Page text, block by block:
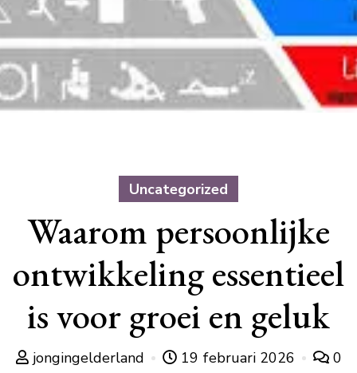
Uncategorized
Waarom persoonlijke
ontwikkeling essentieel
is voor groei en geluk
jongingelderland 19 februari 2026
0